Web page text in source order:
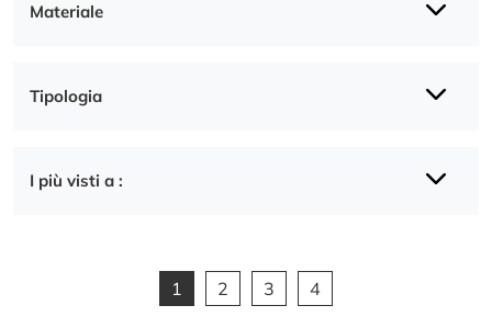
Materiale
Tipologia
I più visti a :
1 2 3 4